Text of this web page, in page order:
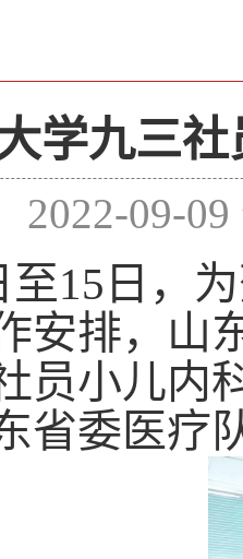
学九三
2022-09-
至15日，
安排，山
员小儿内
省委医疗